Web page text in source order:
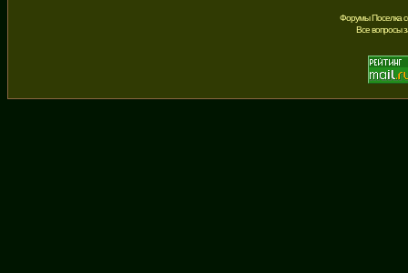
Форумы Поселка
Все вопросы